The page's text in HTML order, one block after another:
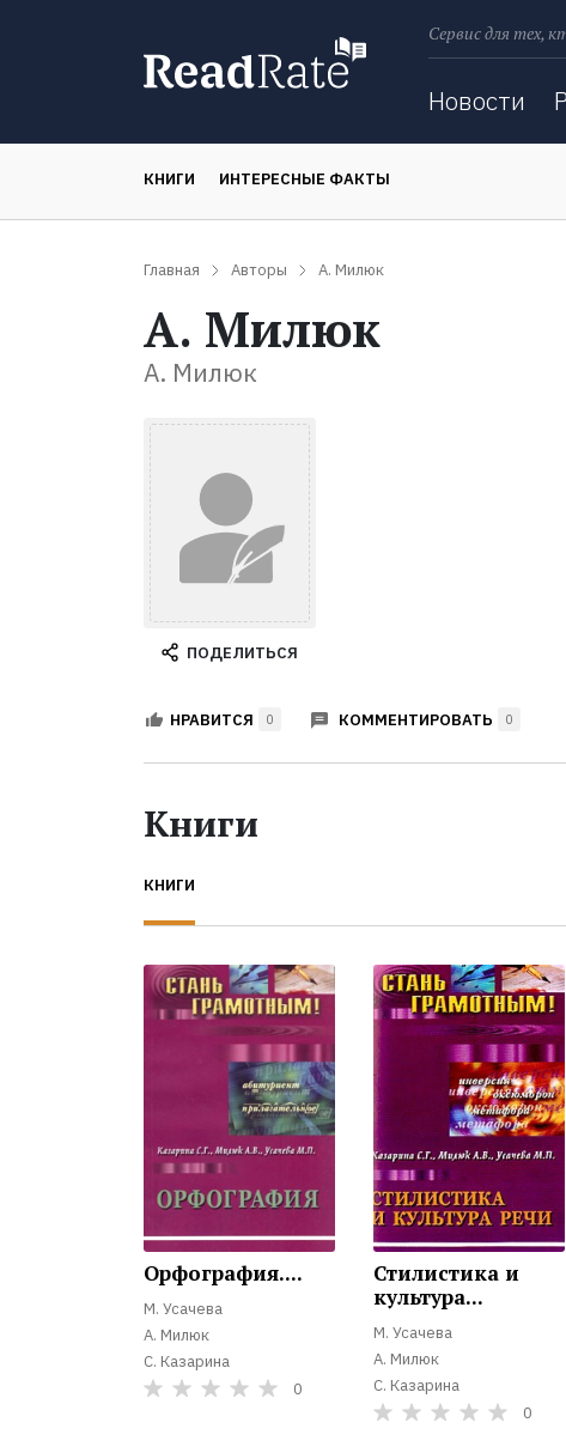
Сервис для тех,
Новости
КНИГИ ИНТЕРЕСНЫЕ ФАКТЫ
Главная Авторы А. Милюк
А. Милюк
А. Милюк
ПОДЕЛИТЬСЯ
НРАВИТСЯ 0 КОММЕНТИРОВАТЬ 0
Книги
КНИГИ
Орфография....
М. Усачева
А. Милюк
С. Казарина
0
Стилистика и
культура...
М. Усачева
А. Милюк
С. Казарина
0